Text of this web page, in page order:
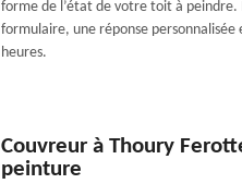
forme de l’état de votre toit à
formulaire, une réponse personnalisée
heures.
Couvreur à Thoury
peinture